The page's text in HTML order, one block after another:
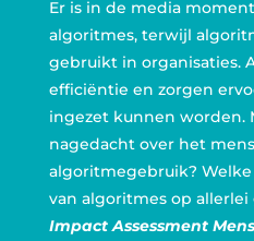
Er is in de media
algoritmes, terwijl
gebruikt in organisaties.
efficiëntie en zorgen
ingezet kunnen worden.
nagedacht over het
algoritmegebruik?
van algoritmes op
Impact Assessment